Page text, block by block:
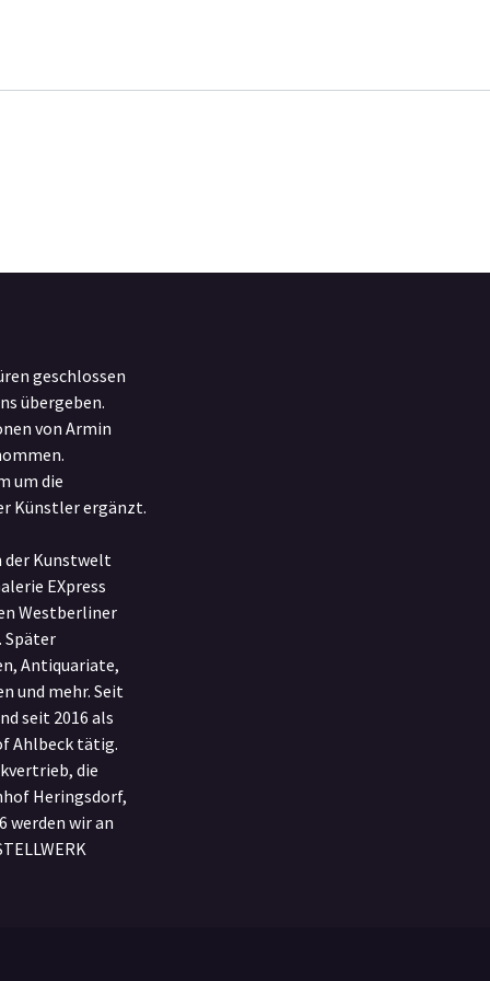
geschlossen
übergeben.
von Armin
um die
Künstler ergänzt.
der Kunstwelt
EXpress
Westberliner
Später
Antiquariate,
und mehr. Seit
seit 2016 als
Ahlbeck tätig.
die
Heringsdorf,
werden wir an